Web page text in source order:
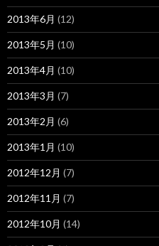
2013年6月 (12)
2013年5月 (10)
2013年4月 (10)
2013年3月 (7)
2013年2月 (6)
2013年1月 (10)
2012年12月 (7)
2012年11月 (7)
2012年10月 (14)